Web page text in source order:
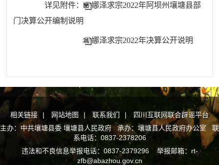
详见附件：
娜泽求宗2022年阿坝州壤塘县部
门决算公开编制说明
娜泽求宗2022年决算公开说明
相关链接 | 网站地图 | 联系我们 |
四川互联网联合辟谣平台
主办：中共壤塘县委 壤塘县人民政府 承办：壤塘县人民政府办公室 联
系电话：0837-2378206
违法和不良信息举报电话：0837-2379296 举报邮箱：rt-
zfb@abazhou.gov.cn